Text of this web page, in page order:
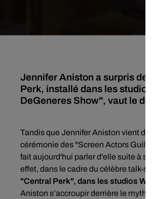
Jennifer Aniston a surpris de
Perk, installé dans les
DeGeneres Show", vaut le
Tandis que Jennifer Aniston vient de
cérémonie des "Screen Actors
fait aujourd'hui parler d'elle suite à
effet, dans le cadre du célèbre talk-
"Central Perk", dans les studios
Aniston s’accroupir derrière le